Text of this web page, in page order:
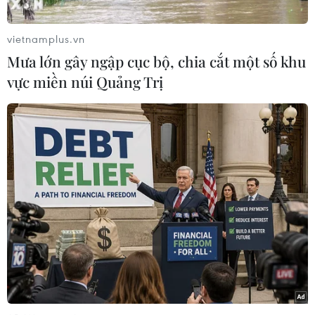
Video
(Vietnam+)
vietnamplus.vn
Mưa lớn gây ngập cục bộ, chia cắt một số khu
vực miền núi Quảng Trị